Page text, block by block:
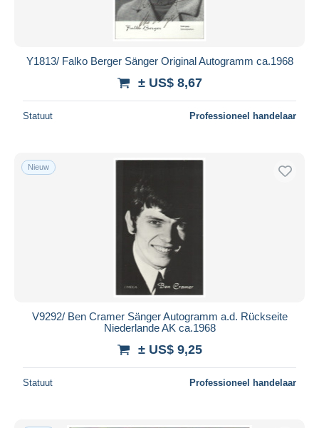
Y1813/ Falko Berger Sänger Original Autogramm ca.1968
± US$ 8,67
Statuut Professioneel handelaar
Nieuw
V9292/ Ben Cramer Sänger Autogramm a.d. Rückseite
Niederlande AK ca.1968
± US$ 9,25
Statuut Professioneel handelaar